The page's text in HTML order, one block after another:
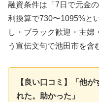
融資条件は「7日で元金
利換算で730〜1095%と
し・ブラック歓迎・主婦
う宣伝文句で池田市を含
【良い口コミ】「他
れた。助かった」